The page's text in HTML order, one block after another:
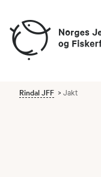
Rindal JFF Jakt